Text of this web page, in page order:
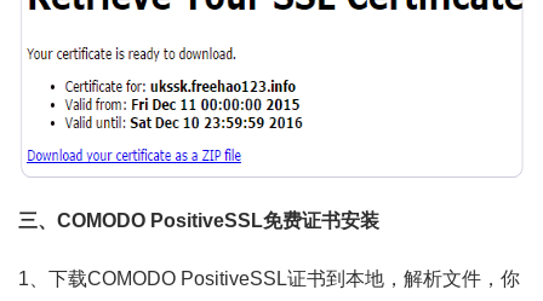
三、COMODO PositiveSSL免费证书安装
1、下载COMODO PositiveSSL证书到本地，解析文件，你